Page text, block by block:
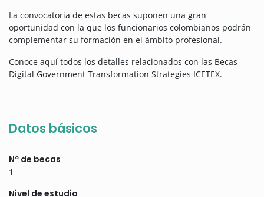
La convocatoria de estas becas suponen una gran
oportunidad con la que los funcionarios colombianos podrán
complementar su formación en el ámbito profesional.
Conoce aquí todos los detalles relacionados con las Becas
Digital Government Transformation Strategies ICETEX.
Datos básicos
Nº de becas
1
Nivel de estudio